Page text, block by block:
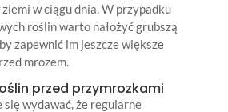
w ciągu dnia. W przypadku
roślin warto nałożyć grubszą
zapewnić im jeszcze większe
mrozem.
przed przymrozkami
się wydawać, że regularne